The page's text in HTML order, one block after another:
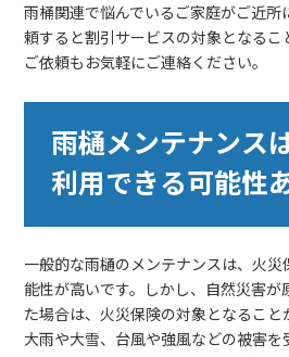
雨桶関連で悩んでいるご家庭がご近所
頼すると割引サービスの対象となるこ
ご依頼もお気軽にご連絡ください。
雨樋メンテナンス
利用できる可能性
一般的な雨樋のメンテナンスは、火
能性が高いです。しかし、自然災害が
た場合は、火災保険の対象となること
大雨や大雪、台風や強風などの被害